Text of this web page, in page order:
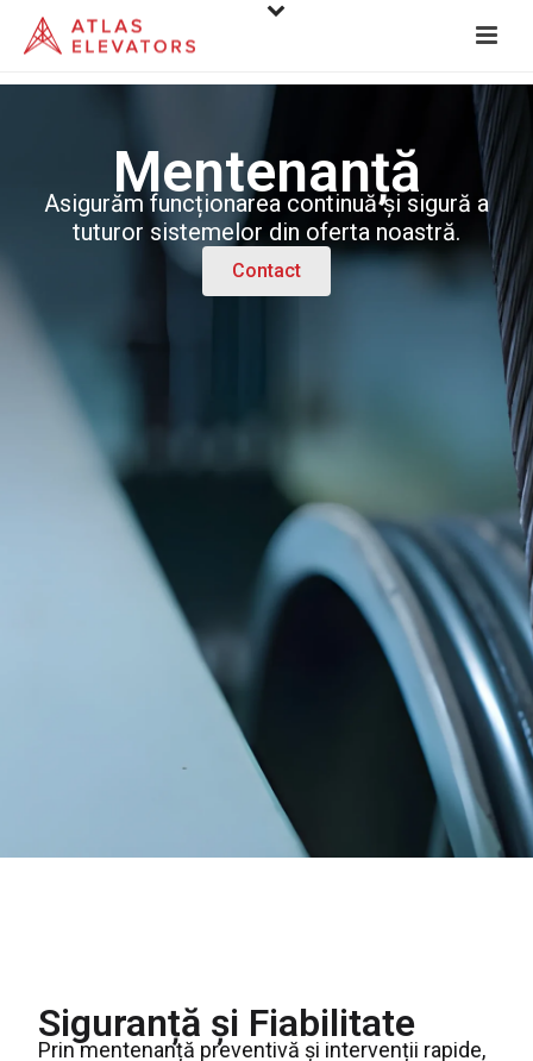
Mentenanță
Asigurăm funcționarea continuă și sigură a
tuturor sistemelor din oferta noastră.
Contact
Siguranță și Fiabilitate
Prin mentenanță preventivă și intervenții rapide,